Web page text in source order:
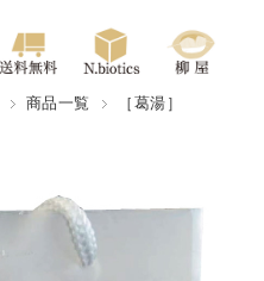
商品一覧 ［葛湯］